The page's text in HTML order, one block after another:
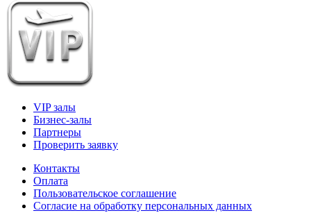
VIP залы
Бизнес-залы
Партнеры
Проверить заявку
Контакты
Оплата
Пользовательское соглашение
Согласие на обработку персональных данных